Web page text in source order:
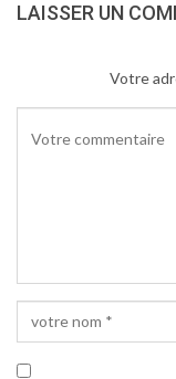
LAISSER UN
Votre